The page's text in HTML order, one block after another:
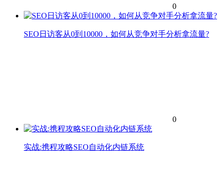
0
SEO日访客从0到10000，如何从竞争对手分析拿流量?
0
实战:携程攻略SEO自动化内链系统